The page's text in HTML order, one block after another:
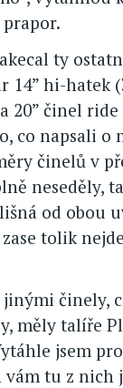
ty
14” hi-hatek
20” činel ride
co napsali o
činelů v
neseděly,
od obou
tolik
činely,
měly talíře
jsem
vám tu z nich